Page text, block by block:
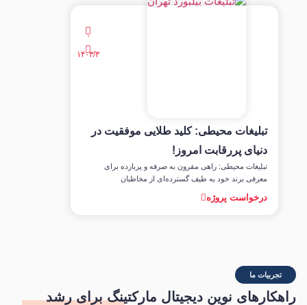
۰
۱۴۰۳/۳
تبلیغات محیطی: کلید طلایی موفقیت در
دنیای پررقابت امروز!
تبلیغات محیطی: راهی مقرون به صرفه و پربازده برای
معرفی برند خود به طیف گسترده‌ای از مخاطبان
درخواست پروژه
تجربیات ما
راهکارهای نوین دیجیتال مارکتینگ برای رشد